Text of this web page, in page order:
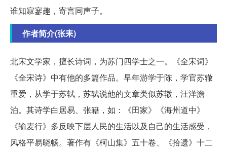
谁知寂寥趣，寄言同声子。
作者简介(张耒)
北宋文学家，擅长诗词，为苏门四学士之一。《全宋词》
《全宋诗》中有他的多篇作品。早年游学于陈，学官苏辙
重爱，从学于苏轼，苏轼说他的文章类似苏辙，汪洋澹
泊。其诗学白居易、张籍，如：《田家》《海州道中》
《输麦行》多反映下层人民的生活以及自己的生活感受，
风格平易晓畅。著作有《柯山集》五十卷、《拾遗》十二